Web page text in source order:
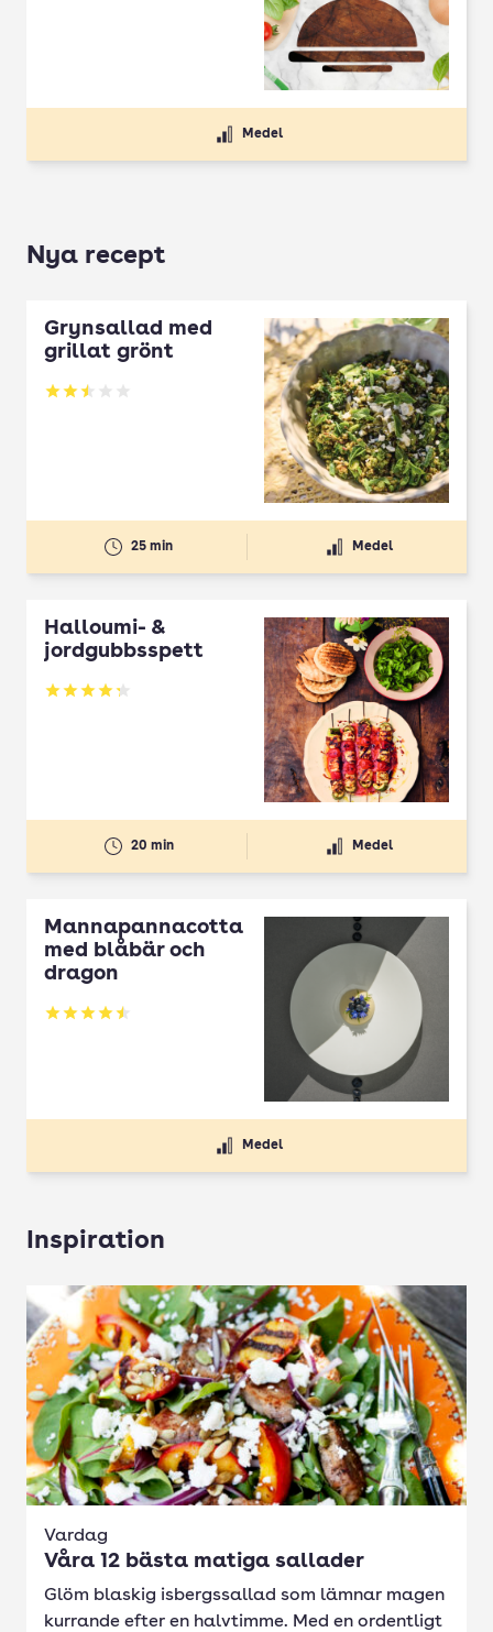
Medel
Nya recept
Grynsallad med
grillat grönt
Betyg: 2.5 av 5
25 min Medel
Halloumi- &
jordgubbsspett
Betyg: 4.3 av 5
20 min Medel
Mannapannacotta
med blåbär och
dragon
Betyg: 4.5 av 5
Medel
Inspiration
Vardag
Våra 12 bästa matiga sallader
Glöm blaskig isbergssallad som lämnar magen
kurrande efter en halvtimme. Med en ordentligt